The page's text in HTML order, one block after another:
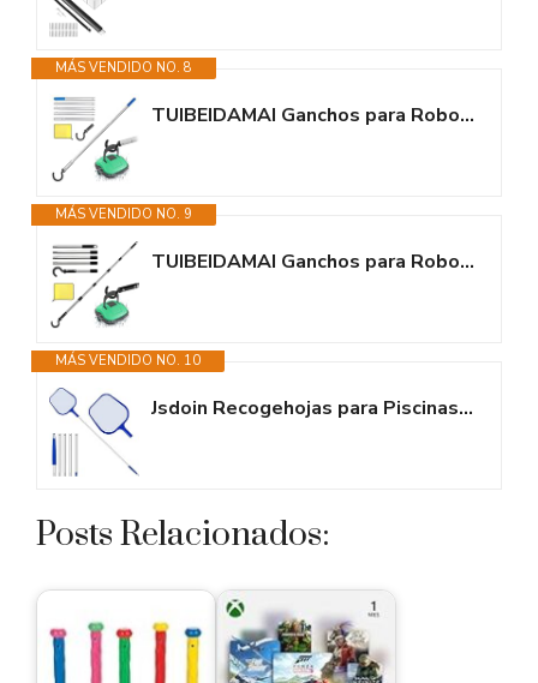
MÁS VENDIDO NO. 8
TUIBEIDAMAI Ganchos para Robots De Piscina con Poste Telescópico 185cm,...
MÁS VENDIDO NO. 9
TUIBEIDAMAI Ganchos para Robots De Piscina con Poste Telescópico 185cm,...
MÁS VENDIDO NO. 10
Jsdoin Recogehojas para Piscinas Profesional,Kits de Skimmer Piscinas con...
Posts Relacionados: